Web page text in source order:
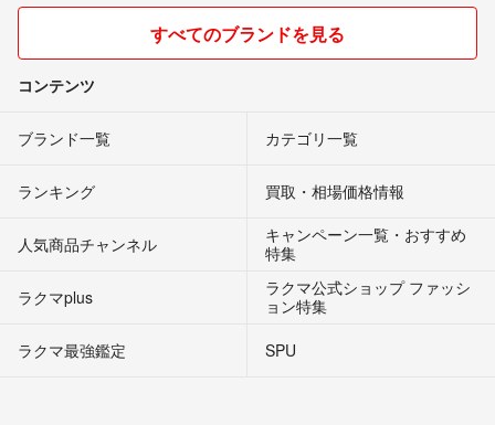
すべてのブランドを見る
コンテンツ
ブランド一覧 カテゴリ一覧
ランキング 買取・相場価格情報
人気商品チャンネル
キャンペーン一覧・おすすめ
特集
ラクマplus
ラクマ公式ショップ ファッシ
ョン特集
ラクマ最強鑑定
SPU